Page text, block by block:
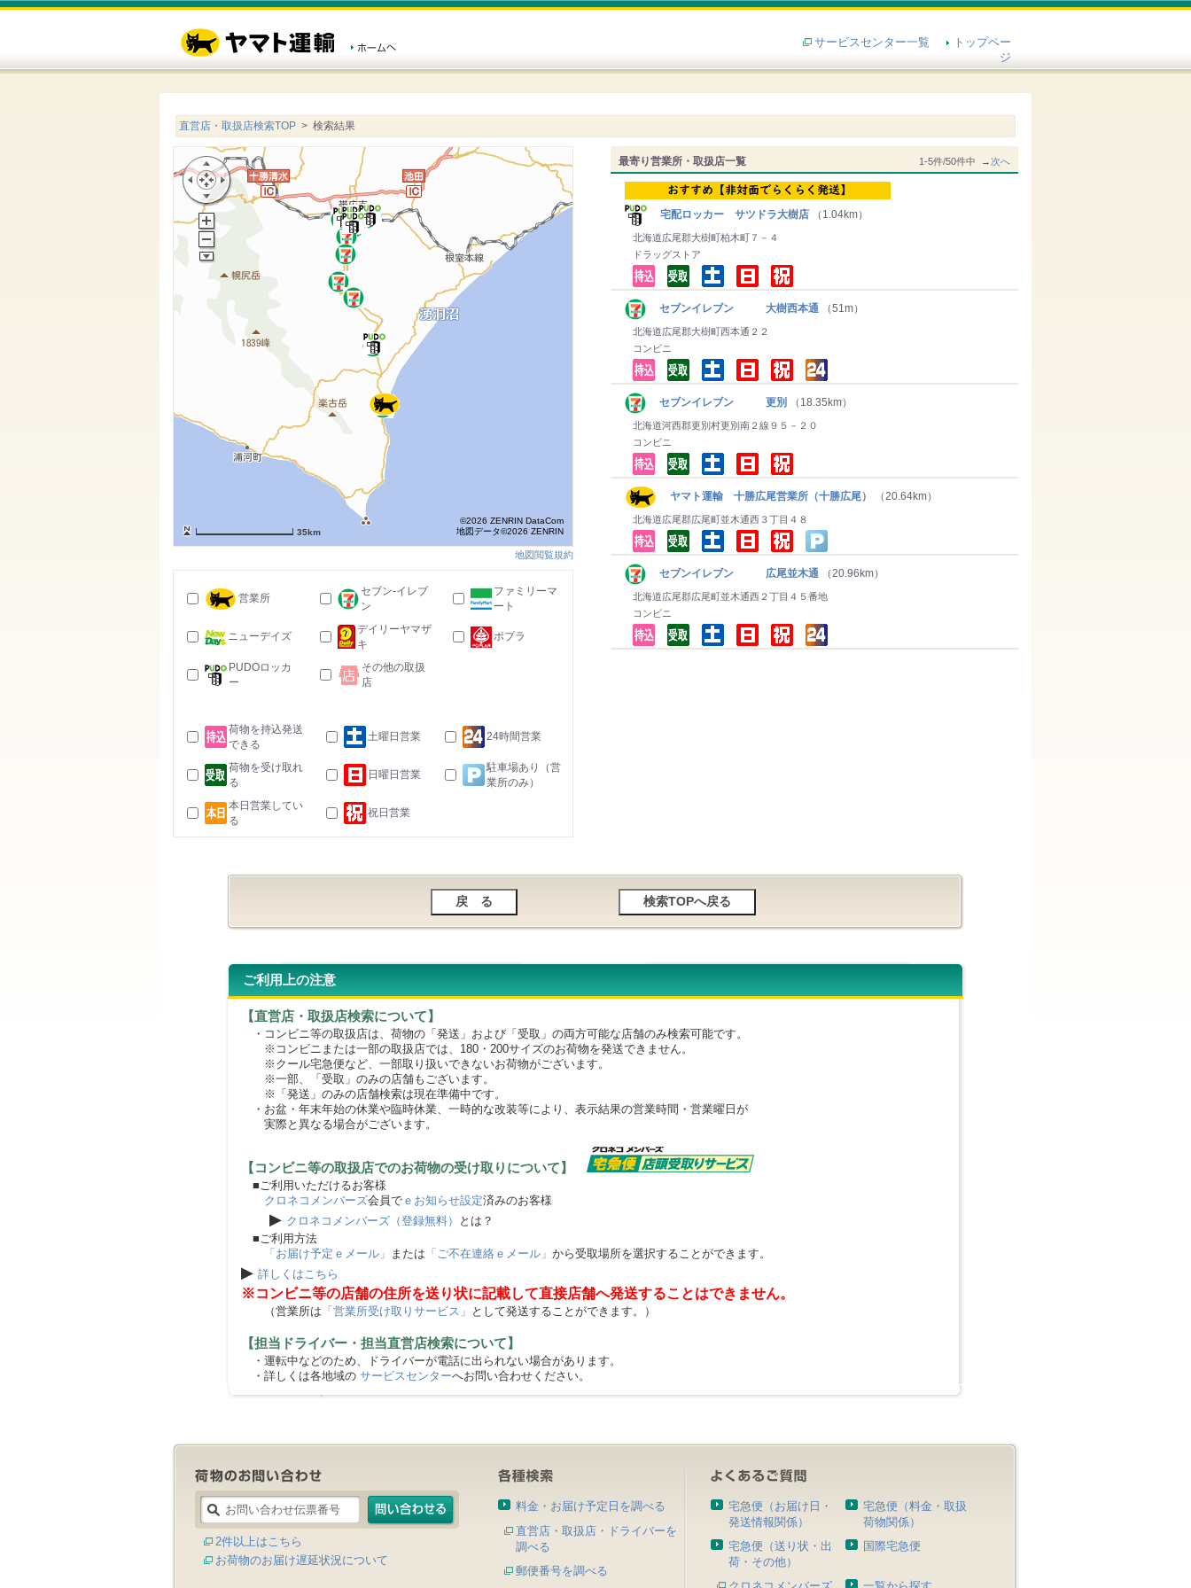
サービスセンター一覧
トップペー
ジ
直営店・取扱店検索TOP > 検索結果
最寄り営業所・取扱店一覧 1-5件/50件中 →次へ
宅配ロッカー サツドラ大樹店 （1.04km）
北海道広尾郡大樹町柏木町７－４
ドラッグストア
セブンイレブン 大樹西本通 （51m）
北海道広尾郡大樹町西本通２２
コンビニ
セブンイレブン 更別 （18.35km）
北海道河西郡更別村更別南２線９５－２０
コンビニ
ヤマト運輸 十勝広尾営業所（十勝広尾） （20.64km）
北海道広尾郡広尾町並木通西３丁目４８
セブンイレブン 広尾並木通 （20.96km）
北海道広尾郡広尾町並木通西２丁目４５番地
コンビニ
35km
©2026 ZENRIN DataCom
地図データ©2026 ZENRIN
地図閲覧規約
営業所
セブン-イレブ
ン
ファミリーマ
ート
ニューデイズ
デイリーヤマザ
キ
ポプラ
PUDOロッカ
ー
その他の取扱
店
荷物を持込発送
できる
土曜日営業 24時間営業
荷物を受け取れ
る
日曜日営業
駐車場あり（営
業所のみ）
本日営業してい
る
祝日営業
ご利用上の注意
【直営店・取扱店検索について】
・コンビニ等の取扱店は、荷物の「発送」および「受取」の両方可能な店舗のみ検索可能です。
※コンビニまたは一部の取扱店では、180・200サイズのお荷物を発送できません。
※クール宅急便など、一部取り扱いできないお荷物がございます。
※一部、「受取」のみの店舗もございます。
※「発送」のみの店舗検索は現在準備中です。
・お盆・年末年始の休業や臨時休業、一時的な改装等により、表示結果の営業時間・営業曜日が
実際と異なる場合がございます。
【コンビニ等の取扱店でのお荷物の受け取りについて】
■ご利用いただけるお客様
クロネコメンバーズ会員で ｅお知らせ設定済みのお客様
▶ クロネコメンバーズ（登録無料）
とは？
■ご利用方法
「お届け予定ｅメール」 または 「ご不在連絡ｅメール」 から受取場所を選択することができます。
▶ 詳しくはこちら
※コンビニ等の店舗の住所を送り状に記載して直接店舗へ発送することはできません。
（営業所は 「営業所受け取りサービス」 として発送することができます。）
【担当ドライバー・担当直営店検索について】
・運転中などのため、ドライバーが電話に出られない場合があります。
・詳しくは各地域の サービスセンターへお問い合わせください。
2件以上はこちら
お荷物のお届け遅延状況について
料金・お届け予定日を調べる
直営店・取扱店・ドライバーを
調べる
郵便番号を調べる
宅急便（お届け日・
発送情報関係）
宅急便（料金・取扱
荷物関係）
宅急便（送り状・出
荷・その他）
国際宅急便